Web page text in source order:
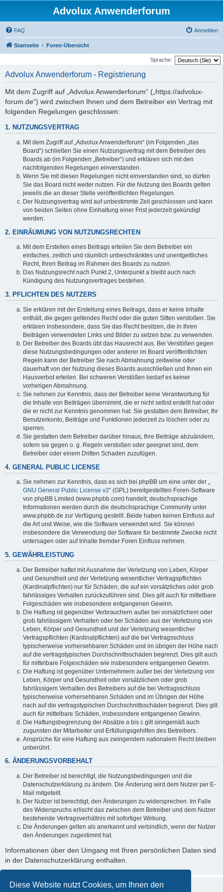
Diese Website nutzt Cookies, um Ihnen den
Advolux Anwenderforum
FAQ Anmelden
Startseite Foren-Übersicht
Sprache:
Advolux Anwenderforum - Registrierung
Mit dem Zugriff auf „Advolux Anwenderforum“ („https://advolux-
forum.de“) wird zwischen Ihnen und dem Betreiber ein Vertrag mit
folgenden Regelungen geschlossen:
1. NUTZUNGSVERTRAG
Mit dem Zugriff auf „Advolux Anwenderforum“ (im Folgenden „das
Board“) schließen Sie einen Nutzungsvertrag mit dem Betreiber des
Boards ab (im Folgenden „Betreiber“) und erklären sich mit den
nachfolgenden Regelungen einverstanden.
Wenn Sie mit diesen Regelungen nicht einverstanden sind, so dürfen
Sie das Board nicht weiter nutzen. Für die Nutzung des Boards gelten
jeweils die an dieser Stelle veröffentlichten Regelungen.
Der Nutzungsvertrag wird auf unbestimmte Zeit geschlossen und kann
von beiden Seiten ohne Einhaltung einer Frist jederzeit gekündigt
werden.
2. EINRÄUMUNG VON NUTZUNGSRECHTEN
Mit dem Erstellen eines Beitrags erteilen Sie dem Betreiber ein
einfaches, zeitlich und räumlich unbeschränktes und unentgeltliches
Recht, Ihren Beitrag im Rahmen des Boards zu nutzen.
Das Nutzungsrecht nach Punkt 2, Unterpunkt a bleibt auch nach
Kündigung des Nutzungsvertrages bestehen.
3. PFLICHTEN DES NUTZERS
Sie erklären mit der Erstellung eines Beitrags, dass er keine Inhalte
enthält, die gegen geltendes Recht oder die guten Sitten verstoßen. Sie
erklären insbesondere, dass Sie das Recht besitzen, die in Ihren
Beiträgen verwendeten Links und Bilder zu setzen bzw. zu verwenden.
Der Betreiber des Boards übt das Hausrecht aus. Bei Verstößen gegen
diese Nutzungsbedingungen oder anderer im Board veröffentlichten
Regeln kann der Betreiber Sie nach Abmahnung zeitweise oder
dauerhaft von der Nutzung dieses Boards ausschließen und Ihnen ein
Hausverbot erteilen. Bei schweren Verstößen bedarf es keiner
vorherigen Abmahnung.
Sie nehmen zur Kenntnis, dass der Betreiber keine Verantwortung für
die Inhalte von Beiträgen übernimmt, die er nicht selbst erstellt hat oder
die er nicht zur Kenntnis genommen hat. Sie gestatten dem Betreiber, Ihr
Benutzerkonto, Beiträge und Funktionen jederzeit zu löschen oder zu
sperren.
Sie gestatten dem Betreiber darüber hinaus, Ihre Beiträge abzuändern,
sofern sie gegen o. g. Regeln verstoßen oder geeignet sind, dem
Betreiber oder einem Dritten Schaden zuzufügen.
4. GENERAL PUBLIC LICENSE
Sie nehmen zur Kenntnis, dass es sich bei phpBB um eine unter der „
GNU General Public License v2“ (GPL) bereitgestellten Foren-Software
von phpBB Limited (www.phpbb.com) handelt; deutschsprachige
Informationen werden durch die deutschsprachige Community unter
www.phpbb.de zur Verfügung gestellt. Beide haben keinen Einfluss auf
die Art und Weise, wie die Software verwendet wird. Sie können
insbesondere die Verwendung der Software für bestimmte Zwecke nicht
untersagen oder auf Inhalte fremder Foren Einfluss nehmen.
5. GEWÄHRLEISTUNG
Der Betreiber haftet mit Ausnahme der Verletzung von Leben, Körper
und Gesundheit und der Verletzung wesentlicher Vertragspflichten
(Kardinalpflichten) nur für Schäden, die auf ein vorsätzliches oder grob
fahrlässiges Verhalten zurückzuführen sind. Dies gilt auch für mittelbare
Folgeschäden wie insbesondere entgangenen Gewinn.
Die Haftung ist gegenüber Verbrauchern außer bei vorsätzlichem oder
grob fahrlässigem Verhalten oder bei Schäden aus der Verletzung von
Leben, Körper und Gesundheit und der Verletzung wesentlicher
Vertragspflichten (Kardinalpflichten) auf die bei Vertragsschluss
typischerweise vorhersehbaren Schäden und im übrigen der Höhe nach
auf die vertragstypischen Durchschnittsschäden begrenzt. Dies gilt auch
für mittelbare Folgeschäden wie insbesondere entgangenen Gewinn.
Die Haftung ist gegenüber Unternehmern außer bei der Verletzung von
Leben, Körper und Gesundheit oder vorsätzlichem oder grob
fahrlässigem Verhalten des Betreibers auf die bei Vertragsschluss
typischerweise vorhersehbaren Schäden und im Übrigen der Höhe
nach auf die vertragstypischen Durchschnittsschäden begrenzt. Dies gilt
auch für mittelbare Schäden, insbesondere entgangenen Gewinn.
Die Haftungsbegrenzung der Absätze a bis c gilt sinngemäß auch
zugunsten der Mitarbeiter und Erfüllungsgehilfen des Betreibers.
Ansprüche für eine Haftung aus zwingendem nationalem Recht bleiben
unberührt.
6. ÄNDERUNGSVORBEHALT
Der Betreiber ist berechtigt, die Nutzungsbedingungen und die
Datenschutzerklärung zu ändern. Die Änderung wird dem Nutzer per E-
Mail mitgeteilt.
Der Nutzer ist berechtigt, den Änderungen zu widersprechen. Im Falle
des Widerspruchs erlischt das zwischen dem Betreiber und dem Nutzer
bestehende Vertragsverhältnis mit sofortiger Wirkung.
Die Änderungen gelten als anerkannt und verbindlich, wenn der Nutzer
den Änderungen zugestimmt hat.
Informationen über den Umgang mit Ihren persönlichen Daten sind
in der Datenschutzerklärung enthalten.